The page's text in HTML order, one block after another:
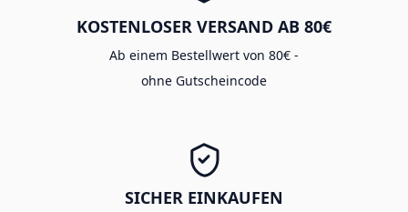
KOSTENLOSER VERSAND AB 80€
Ab einem Bestellwert von 80€ -
ohne Gutscheincode
SICHER EINKAUFEN